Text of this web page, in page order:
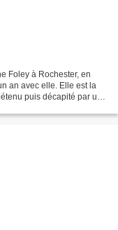
Foley à Rochester, en
an avec elle. Elle est la
puis décapité par un